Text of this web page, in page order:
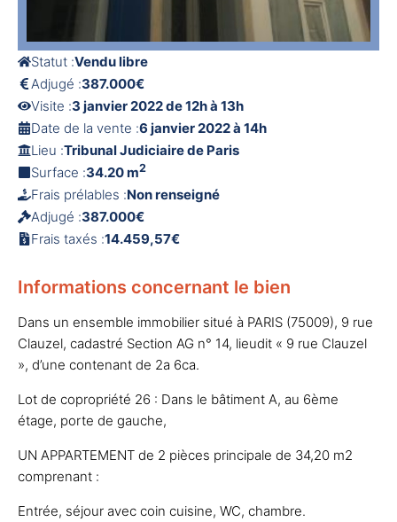
Statut :Vendu libre
Adjugé :387.000€
Visite :3 janvier 2022 de 12h à 13h
Date de la vente :6 janvier 2022 à 14h
Lieu :Tribunal Judiciaire de Paris
Surface :34.20 m2
Frais prélables :Non renseigné
Adjugé :387.000€
Frais taxés :14.459,57€
Informations concernant le bien
Dans un ensemble immobilier situé à PARIS (75009), 9 rue
Clauzel, cadastré Section AG n° 14, lieudit « 9 rue Clauzel
», d’une contenant de 2a 6ca.
Lot de copropriété 26 : Dans le bâtiment A, au 6ème
étage, porte de gauche,
UN APPARTEMENT de 2 pièces principale de 34,20 m2
comprenant :
Entrée, séjour avec coin cuisine, WC, chambre.